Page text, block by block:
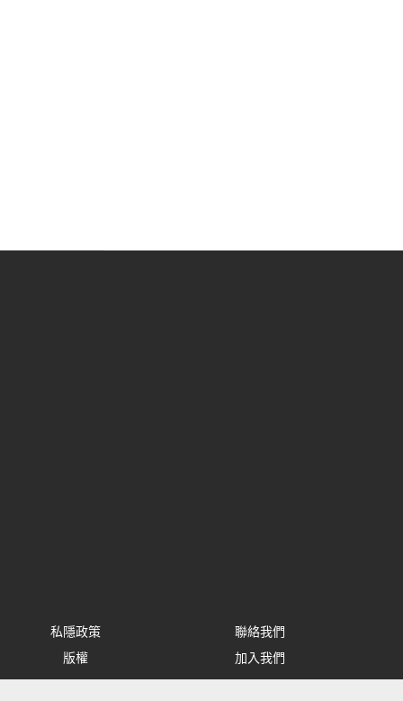
私隱政策
聯絡我們
版權 加入我們